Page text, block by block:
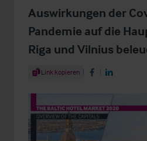
Auswirkungen der
Pandemie auf die
Riga und Vilnius
Share Article
Link kopieren Share on Facebook
Share on